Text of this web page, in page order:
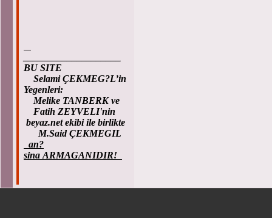
BU SITE
Selami ÇEKMEG?L’in
Yegenleri:
Melike TANBERK ve
Fatih ZEYVELI'nin
beyaz.net ekibi ile birlikte
M.Said ÇEKMEGIL
an?
sina ARMAGANIDIR!